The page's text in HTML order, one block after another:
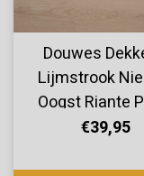
Douwes
Lijmstrook
Oogst Riante
Aardbei 10800
€39,95